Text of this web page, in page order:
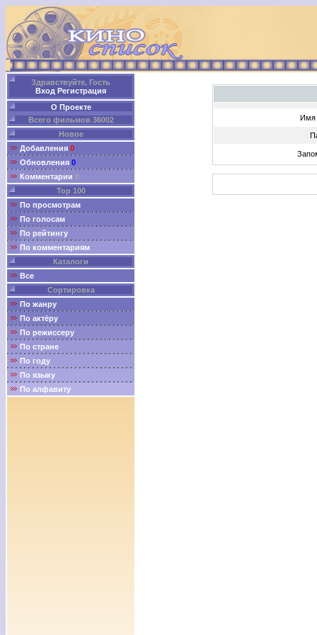
Здравствуйте, Гость
Вход Регистрация
О Проекте
Всего фильмов 36002
Новое
Добавления 0
Обновления 0
Комментарии 0
Top 100
По просмотрам
По голосам
По рейтингу
По комментариям
Каталоги
Все
Сортировка
По жанру
По актёру
По режиссеру
По стране
По году
По языку
По алфавиту
Имя